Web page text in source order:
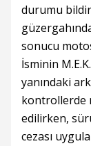
durumu
sonucu
İsminin
yanındaki
kontrollerde
edilirken,
cezası